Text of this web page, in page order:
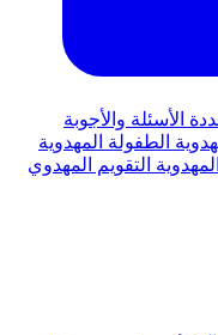
الأسئلة والأجوبة
الطفولة المهدوية
التقويم المهدوي